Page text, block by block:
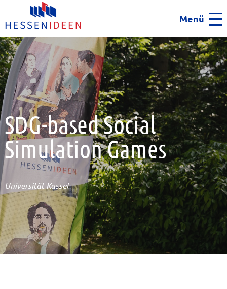
Menü
SDG-based Social
Simulation Games
Universität Kassel